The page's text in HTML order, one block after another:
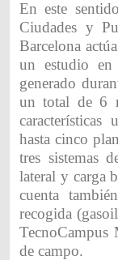
En este
Ciudades y
Barcelona
un estudio
generado
un total de 6
características
hasta cinco
tres sistemas
lateral y carga
cuenta
recogida
TecnoCampus
de campo.